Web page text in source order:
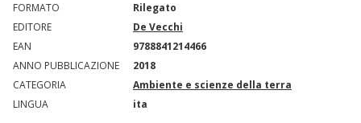
FORMATO
Rilegato
EDITORE
De Vecchi
EAN
9788841214466
ANNO PUBBLICAZIONE
2018
CATEGORIA
Ambiente e scienze della terra
LINGUA
ita